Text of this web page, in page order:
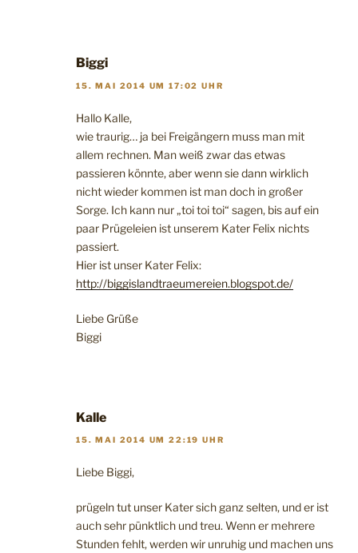
Biggi
15. MAI 2014 UM 17:02 UHR
Hallo Kalle,
wie traurig… ja bei Freigängern muss man mit
allem rechnen. Man weiß zwar das etwas
passieren könnte, aber wenn sie dann wirklich
nicht wieder kommen ist man doch in großer
Sorge. Ich kann nur „toi toi toi“ sagen, bis auf ein
paar Prügeleien ist unserem Kater Felix nichts
passiert.
Hier ist unser Kater Felix:
http://biggislandtraeumereien.blogspot.de/
Liebe Grüße
Biggi
Kalle
15. MAI 2014 UM 22:19 UHR
Liebe Biggi,
prügeln tut unser Kater sich ganz selten, und er ist
auch sehr pünktlich und treu. Wenn er mehrere
Stunden fehlt, werden wir unruhig und machen uns